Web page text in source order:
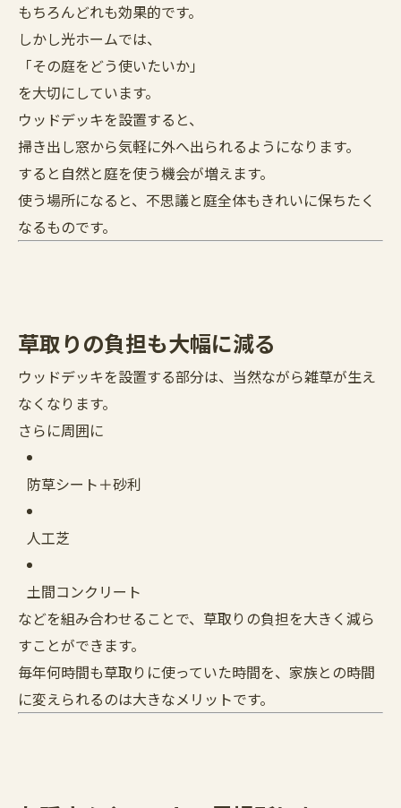
もちろんどれも効果的です。
しかし光ホームでは、
「その庭をどう使いたいか」
を大切にしています。
ウッドデッキを設置すると、
掃き出し窓から気軽に外へ出られるようになります。
すると自然と庭を使う機会が増えます。
使う場所になると、不思議と庭全体もきれいに保ちたく
なるものです。
草取りの負担も大幅に減る
ウッドデッキを設置する部分は、当然ながら雑草が生え
なくなります。
さらに周囲に
防草シート＋砂利
人工芝
土間コンクリート
などを組み合わせることで、草取りの負担を大きく減ら
すことができます。
毎年何時間も草取りに使っていた時間を、家族との時間
に変えられるのは大きなメリットです。